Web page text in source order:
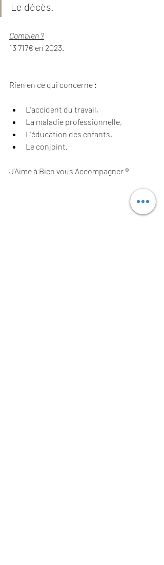
Le décès.
Combien ?
13 717€ en 2023.
Rien en ce qui concerne :
L'accident du travail,
La maladie professionnelle,
L'éducation des enfants,
Le conjoint.
J’Aime à Bien vous Accompagner ®